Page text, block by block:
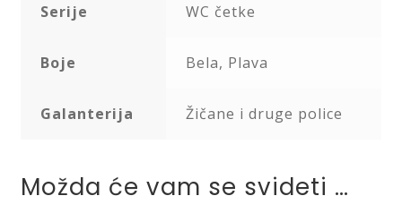
Serije WC četke
Boje Bela, Plava
Galanterija Žičane i druge police
Možda će vam se svideti …